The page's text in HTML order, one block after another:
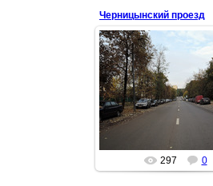
Черницынский проезд
30 Сен 2022
Okora
297 0